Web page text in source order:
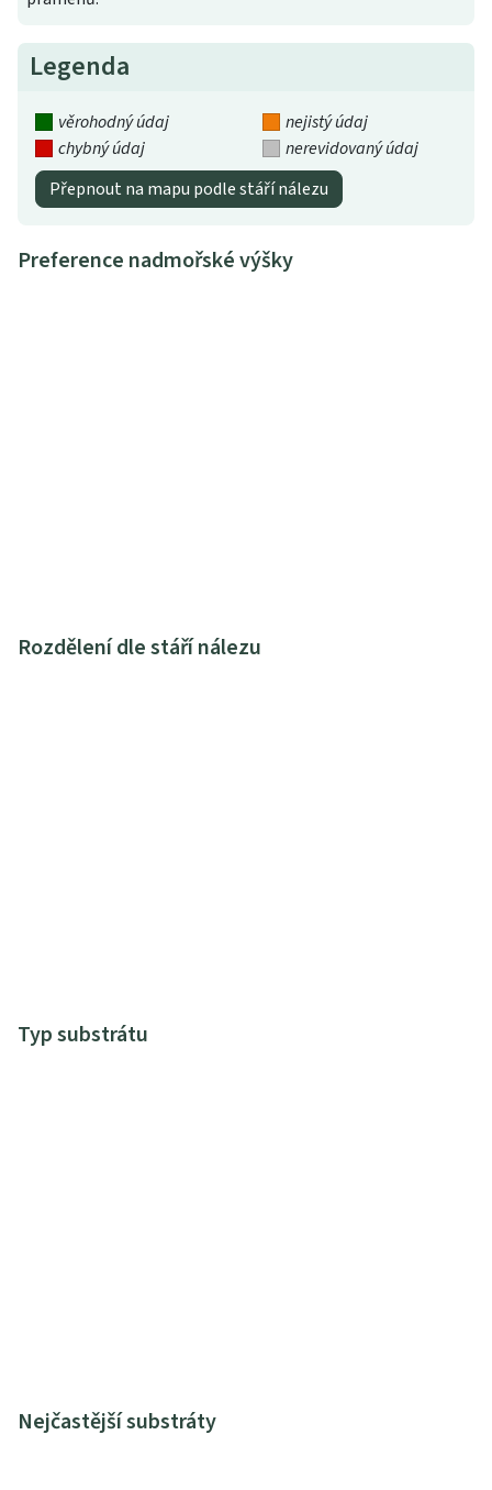
Legenda
věrohodný údaj
nejistý údaj
chybný údaj
nerevidovaný údaj
Přepnout na mapu podle stáří nálezu
Preference nadmořské výšky
Rozdělení dle stáří nálezu
Typ substrátu
Nejčastější substráty